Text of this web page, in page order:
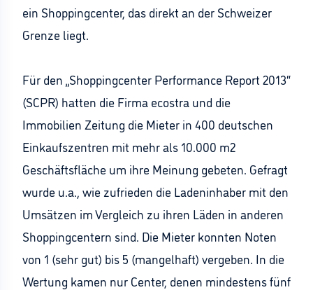
ein Shoppingcenter, das direkt an der Schweizer
Grenze liegt.
Für den „Shoppingcenter Performance Report 2013“
(SCPR) hatten die Firma ecostra und die
Immobilien Zeitung die Mieter in 400 deutschen
Einkaufszentren mit mehr als 10.000 m2
Geschäftsfläche um ihre Meinung gebeten. Gefragt
wurde u.a., wie zufrieden die Ladeninhaber mit den
Umsätzen im Vergleich zu ihren Läden in anderen
Shoppingcentern sind. Die Mieter konnten Noten
von 1 (sehr gut) bis 5 (mangelhaft) vergeben. In die
Wertung kamen nur Center, denen mindestens fünf